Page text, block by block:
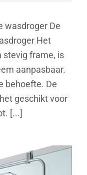
wasdroger De
Het
stevig frame, is
aanpasbaar.
behoefte. De
geschikt voor
[...]